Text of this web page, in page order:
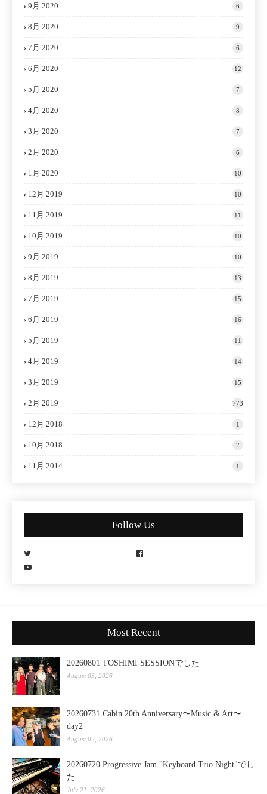
9月 2020 6
8月 2020 9
7月 2020 6
6月 2020 12
5月 2020 7
4月 2020 8
3月 2020 7
2月 2020 6
1月 2020 10
12月 2019 10
11月 2019 11
10月 2019 10
9月 2019 10
8月 2019 13
7月 2019 15
6月 2019 16
5月 2019 11
4月 2019 14
3月 2019 15
2月 2019 773
12月 2018 1
10月 2018 2
11月 2014 1
Follow Us
Most Recent
20260801 TOSHIMI SESSIONでした
August 03, 2026
20260731 Cabin 20th Anniversary〜Music & Art〜
day2
August 02, 2026
20260720 Progressive Jam "Keyboard Trio Night"でし
た
July 21, 2026